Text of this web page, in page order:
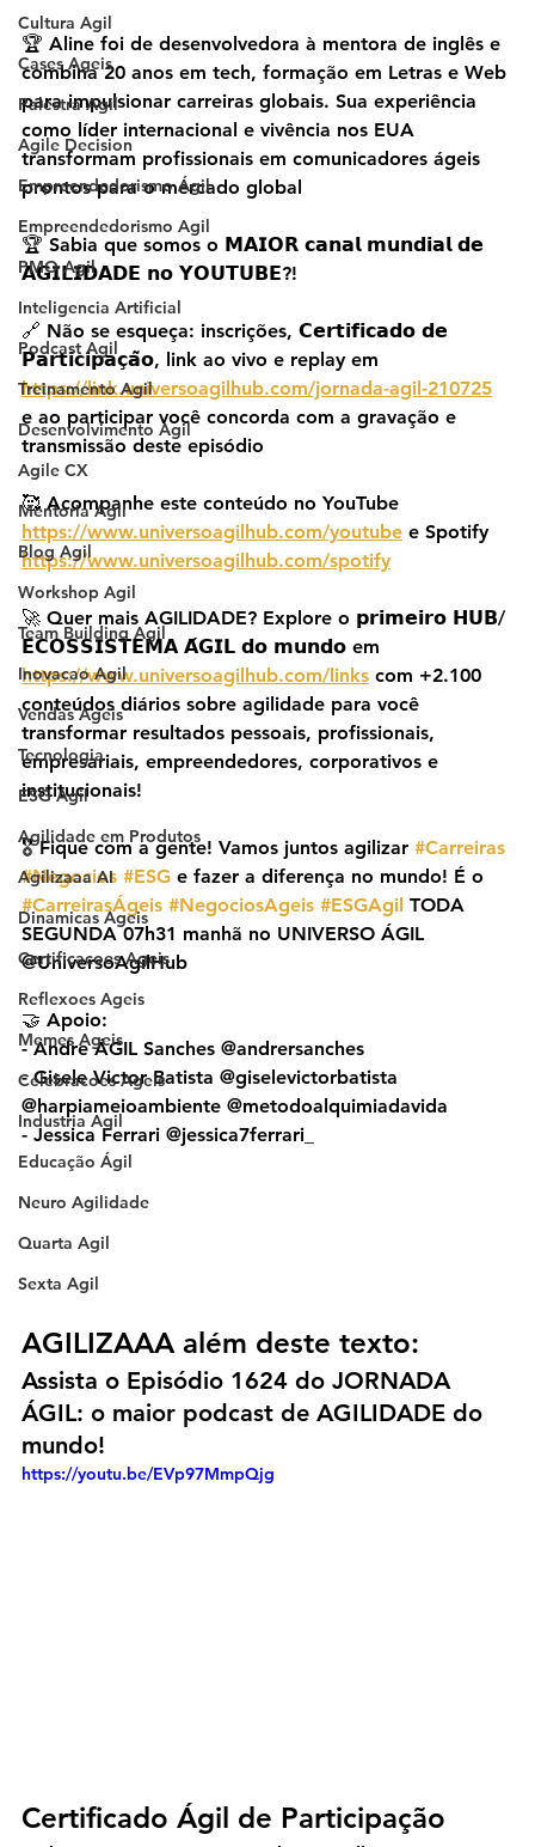
Cultura Agil
Cases Ageis
Palestra Agil
Agile Decision
Empreendedorismo Ágil
Empreendedorismo Agil
PMO Agil
Inteligencia Artificial
Podcast Agil
Treinamento Agil
Desenvolvimento Agil
Agile CX
Mentoria Agil
Blog Agil
Workshop Agil
Team Building Agil
Inovacao Agil
Vendas Ageis
Tecnologia
ESG Agil
Agilidade em Produtos
Agilizaaa AI
Dinamicas Ageis
Certificacoes Ageis
Reflexoes Ageis
Memes Ageis
Celebracoes Ageis
Industria Agil
Educação Ágil
Neuro Agilidade
Quarta Agil
Sexta Agil
🏆 Aline foi de desenvolvedora à mentora de inglês e
combina 20 anos em tech, formação em Letras e Web
para impulsionar carreiras globais. Sua experiência
como líder internacional e vivência nos EUA
transformam profissionais em comunicadores ágeis
prontos para o mercado global
🏆 Sabia que somos o 𝗠𝗔𝗜𝗢𝗥 𝗰𝗮𝗻𝗮𝗹 𝗺𝘂𝗻𝗱𝗶𝗮𝗹 𝗱𝗲
𝗔𝗚𝗜𝗟𝗜𝗗𝗔𝗗𝗘 𝗻𝗼 𝗬𝗢𝗨𝗧𝗨𝗕𝗘?!
🔗 Não se esqueça: inscrições, 𝗖𝗲𝗿𝘁𝗶𝗳𝗶𝗰𝗮𝗱𝗼 𝗱𝗲
𝗣𝗮𝗿𝘁𝗶𝗰𝗶𝗽𝗮𝗰̧𝗮̃𝗼, link ao vivo e replay em
https://link.universoagilhub.com/jornada-agil-210725
e ao participar você concorda com a gravação e
transmissão deste episódio
🥰 Acompanhe este conteúdo no YouTube
https://www.universoagilhub.com/youtube e Spotify
https://www.universoagilhub.com/spotify
🚀 Quer mais AGILIDADE? Explore o 𝗽𝗿𝗶𝗺𝗲𝗶𝗿𝗼 𝗛𝗨𝗕/
𝗘𝗖𝗢𝗦𝗦𝗜𝗦𝗧𝗘𝗠𝗔 𝗔́𝗚𝗜𝗟 𝗱𝗼 𝗺𝘂𝗻𝗱𝗼 em
https://www.universoagilhub.com/links com +2.100
conteúdos diários sobre agilidade para você
transformar resultados pessoais, profissionais,
empresariais, empreendedores, corporativos e
institucionais!
🎖️ Fique com a gente! Vamos juntos agilizar #Carreiras
#Negocios #ESG e fazer a diferença no mundo! É o
#CarreirasÁgeis #NegociosAgeis #ESGAgil TODA
SEGUNDA 07h31 manhã no UNIVERSO ÁGIL
@UniversoAgilHub
🤝 Apoio:
- Andre ÁGIL Sanches @andrersanches
- Gisele Victor Batista @giselevictorbatista
@harpiameioambiente @metodoalquimiadavida
- Jessica Ferrari @jessica7ferrari_
AGILIZAAA além deste texto:
Assista o Episódio 1624 do JORNADA
ÁGIL: o maior podcast de AGILIDADE do
mundo!
https://youtu.be/EVp97MmpQjg
Certificado Ágil de Participação